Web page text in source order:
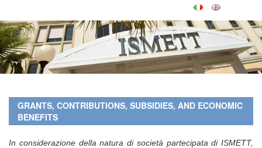
GRANTS, CONTRIBUTIONS, SUBSIDIES, AND ECONOMIC
BENEFITS
In considerazione della natura di società partecipata di ISMETT,